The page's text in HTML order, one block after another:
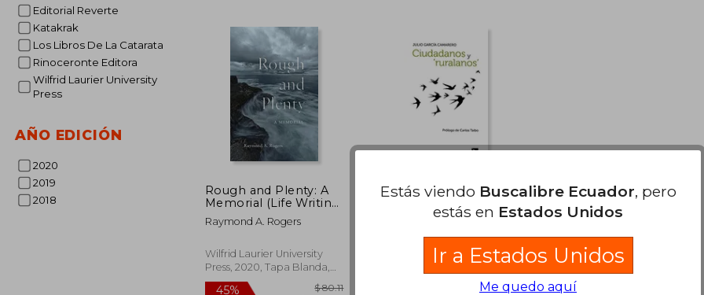
Editorial Reverte
Katakrak
Los Libros De La Catarata
Rinoceronte Editora
Wilfrid Laurier University
Press
AÑO EDICIÓN
2020
2019
2018
dcto.
Rough and Plenty: A
Memorial (Life Writing)
(en Inglés)
Raymond A. Rogers
Wilfrid Laurier University
Press, 2020, Tapa Blanda,
Nuevo
Ciudadanos y
Colección)
Julio García Camarero
Los Libros De La Catarata,
2019, 1 Edición, Tapa Blanda,
Estás viendo Buscalibre Ecuador, pero
estás en Estados Unidos
Ir a Estados Unidos
Me quedo aquí